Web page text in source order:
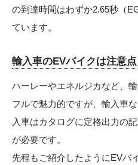
の到達時間はわずか2.65秒（
ています。
輸入車のEVバイクは注意点
ハーレーやエネルジカなど、
フルで魅力的ですが、輸入車
入車はカタログに定格出力の
が必要です。
先程もご紹介したようにEVバ